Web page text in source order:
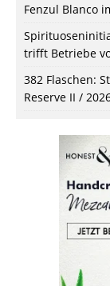
Fenzul Blanco
trifft Betriebe
382 Flaschen:
Reserve II /